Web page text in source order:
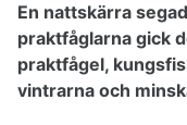
Svanar och gäss
Änder
Hönsfåglar
Lommar och doppingar
En nattskärra
praktfåglarna gick
praktfågel,
vintrarna och